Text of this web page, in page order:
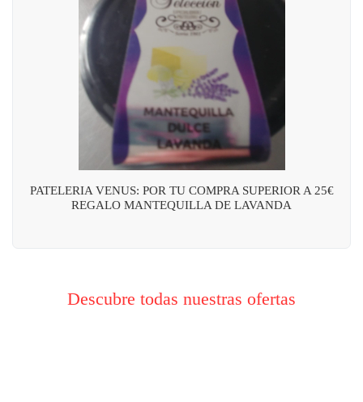
PATELERIA VENUS: POR TU COMPRA SUPERIOR A 25€
REGALO MANTEQUILLA DE LAVANDA
Descubre todas nuestras ofertas